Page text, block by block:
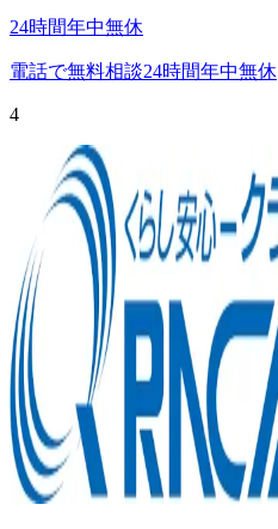
24時間年中無休
電話で無料相談24時間年中無休
4